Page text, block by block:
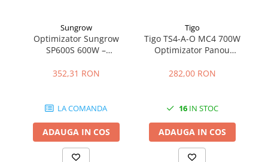
Sungrow
Optimizator Sungrow
SP600S 600W –
& RT-P2
352,31 RON
LA COMANDA
ADAUGA IN COS
Tigo
Tigo TS4-A-O MC4 700W
Optimizator Panou
282,00 RON
16IN STOC
ADAUGA IN COS